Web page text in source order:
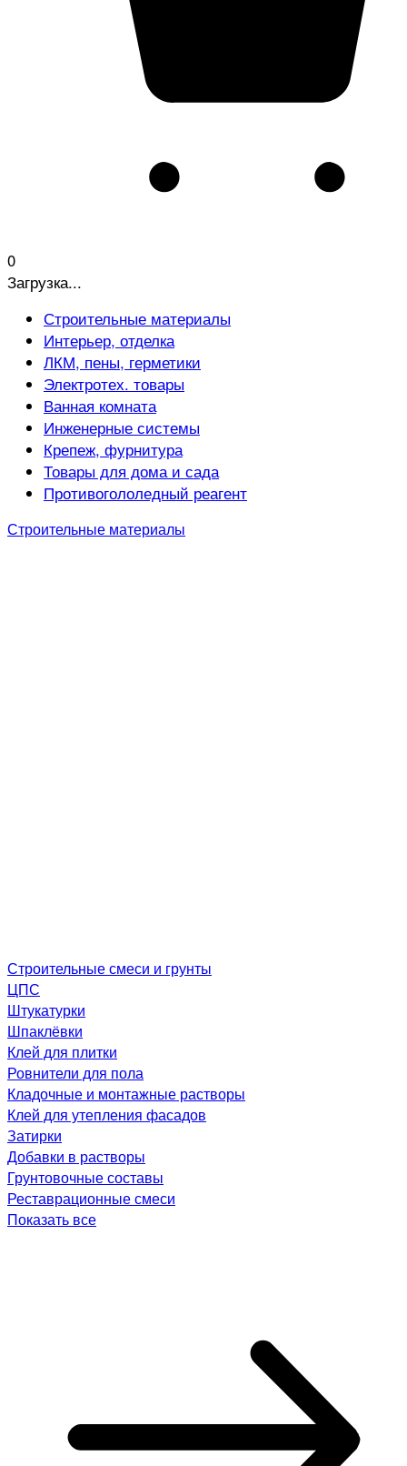
0
Загрузка...
Строительные материалы
Интерьер, отделка
ЛКМ, пены, герметики
Электротех. товары
Ванная комната
Инженерные системы
Крепеж, фурнитура
Товары для дома и сада
Противогололедный реагент
Строительные материалы
Строительные смеси и грунты
ЦПС
Штукатурки
Шпаклёвки
Клей для плитки
Ровнители для пола
Кладочные и монтажные растворы
Клей для утепления фасадов
Затирки
Добавки в растворы
Грунтовочные составы
Реставрационные смеси
Показать все